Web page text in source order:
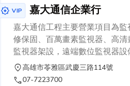
award_star VIP 嘉大通信企業行
嘉大通信工程主要營業項目為
修保固、百萬畫素監視器、高
監視器架設，遠端數位監視器
門禁系統，監視器攝影機，紅
話總機系統安裝工程
location_on高雄市苓雅區武慶三路114號
call07-7223700